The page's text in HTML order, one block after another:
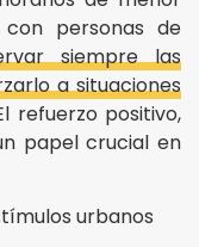
personas de
siempre las
a situaciones
refuerzo positivo,
papel crucial en
urbanos